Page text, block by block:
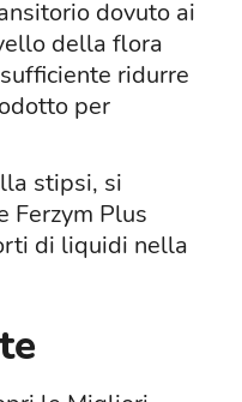
dovuto ai
della flora
ridurre
per
stipsi, si
Ferzym Plus
di liquidi nella